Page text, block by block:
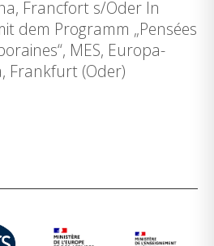
Francfort s/Oder In
dem Programm „Pensées
MES, Europa-
Frankfurt (Oder)